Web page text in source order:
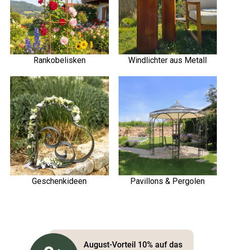
Rankobelisken Windlichter aus Metall
Geschenkideen Pavillons & Pergolen
August-Vorteil 10% auf das